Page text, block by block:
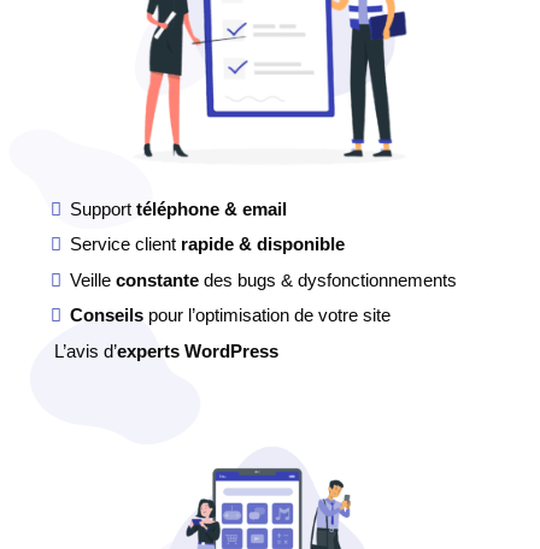
Supporttéléphone & email
Service client rapide & disponible
Veille constantedes bugs & dysfonctionnements
Conseilspour l’optimisation de votre site
L’avis d’experts WordPress